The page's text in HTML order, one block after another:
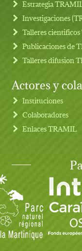
Estrategia
Investigaciones
Talleres
Publicaciones de
Talleres difusion
Actores y
Instituciones
Colaboradores
Enlaces TRAMIL